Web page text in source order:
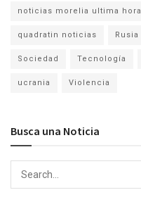
noticias morelia ultima hora
quadratin noticias Rusia
Sociedad Tecnología
ucrania Violencia
Busca una Noticia